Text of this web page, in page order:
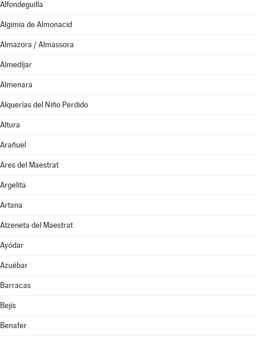
Alfondeguilla
Algimia de Almonacid
Almazora / Almassora
Almedíjar
Almenara
Alquerías del Niño Perdido
Altura
Arañuel
Ares del Maestrat
Argelita
Artana
Atzeneta del Maestrat
Ayódar
Azuébar
Barracas
Bejís
Benafer